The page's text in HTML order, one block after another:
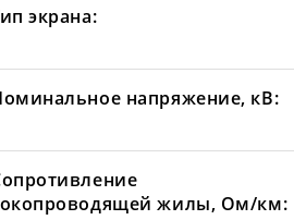
экрана:
напряжение, кВ:
жилы, Ом/км: